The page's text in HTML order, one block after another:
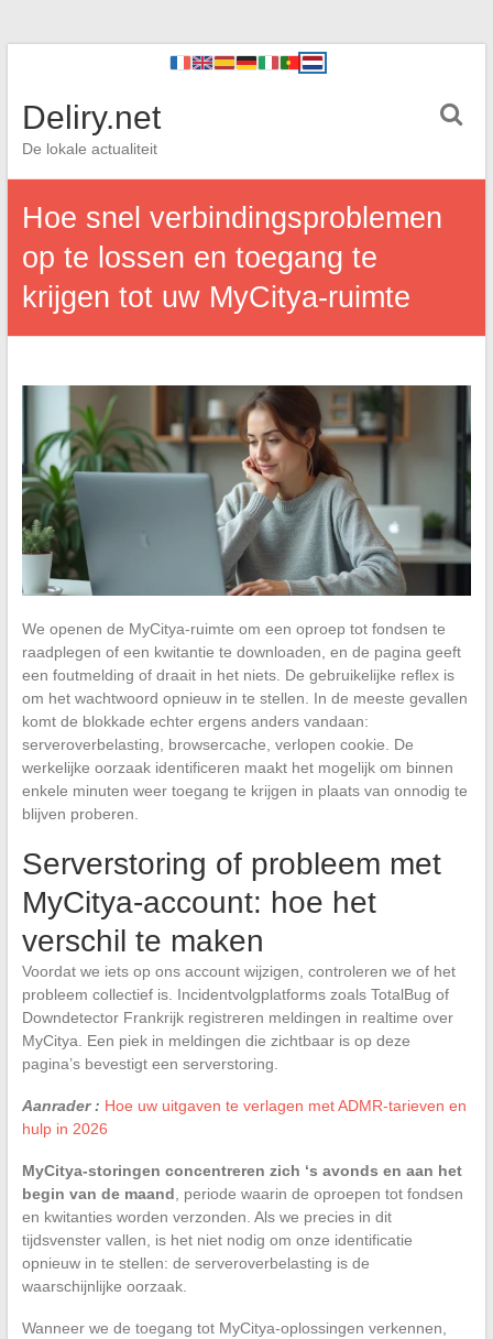
Deliry.net
De lokale actualiteit
Hoe snel verbindingsproblemen
op te lossen en toegang te
krijgen tot uw MyCitya-ruimte
We openen de MyCitya-ruimte om een oproep tot fondsen te
raadplegen of een kwitantie te downloaden, en de pagina geeft
een foutmelding of draait in het niets. De gebruikelijke reflex is
om het wachtwoord opnieuw in te stellen. In de meeste gevallen
komt de blokkade echter ergens anders vandaan:
serveroverbelasting, browsercache, verlopen cookie. De
werkelijke oorzaak identificeren maakt het mogelijk om binnen
enkele minuten weer toegang te krijgen in plaats van onnodig te
blijven proberen.
Serverstoring of probleem met
MyCitya-account: hoe het
verschil te maken
Voordat we iets op ons account wijzigen, controleren we of het
probleem collectief is. Incidentvolgplatforms zoals TotalBug of
Downdetector Frankrijk registreren meldingen in realtime over
MyCitya. Een piek in meldingen die zichtbaar is op deze
pagina’s bevestigt een serverstoring.
Aanrader : Hoe uw uitgaven te verlagen met ADMR-tarieven en
hulp in 2026
MyCitya-storingen concentreren zich ‘s avonds en aan het
begin van de maand , periode waarin de oproepen tot fondsen
en kwitanties worden verzonden. Als we precies in dit
tijdsvenster vallen, is het niet nodig om onze identificatie
opnieuw in te stellen: de serveroverbelasting is de
waarschijnlijke oorzaak.
Wanneer we de toegang tot MyCitya-oplossingen verkennen,